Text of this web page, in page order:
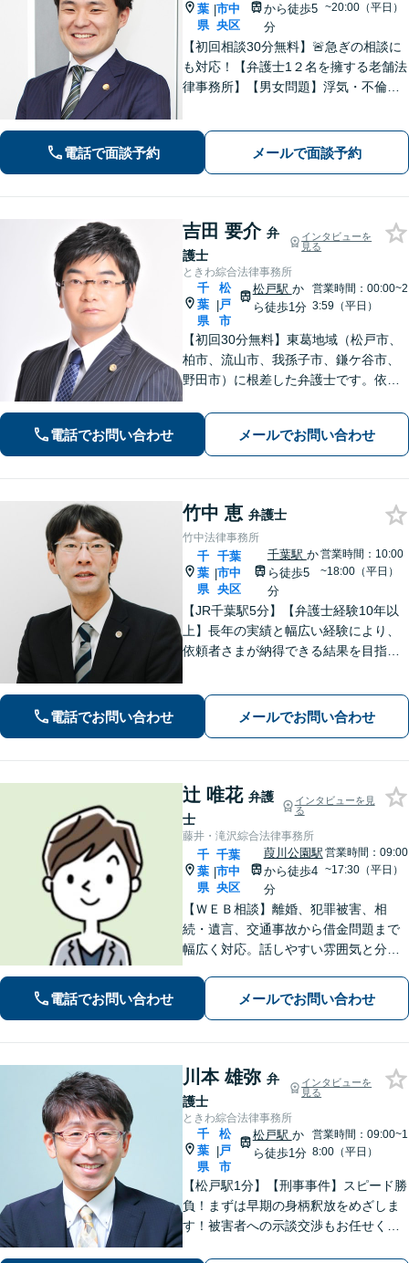
葉
県
|市中
央区
から徒歩5
分
~20:00（平日）
【初回相談30分無料】🚨急ぎの相談に
も対応！【弁護士1２名を擁する老舗法
律事務所】【男女問題】浮気・不倫の
【債権回収】売掛金の回収はお任せ
【葭川公園駅5分／千葉中央駅10分】
電話で面談予約 メールで面談予約
吉田 要介 弁
護士
インタビューを
見る
ときわ綜合法律事務所
千
葉
県
|
松
戸
市
松戸駅 か
ら徒歩1分
営業時間：00:00~2
3:59（平日）
【初回30分無料】東葛地域（松戸市、
柏市、流山市、我孫子市、鎌ケ谷市、
野田市）に根差した弁護士です。依頼
の解決に当たります。離婚・交通事
故・債務整理をはじめとする諸問題に
お困りの際はまずはご相談下さい。
電話でお問い合わせ メールでお問い合わせ
竹中 恵 弁護士
竹中法律事務所
千
葉
県
|
千葉
市中
央区
千葉駅 か
ら徒歩5
分
営業時間：10:00
~18:00（平日）
【JR千葉駅5分】【弁護士経験10年以
上】長年の実績と幅広い経験により、
依頼者さまが納得できる結果を目指し
い】オーナーの方からの案件を解決し
た実績多数【初回相談無料】
電話でお問い合わせ メールでお問い合わせ
辻 唯花 弁護
士
インタビューを見
る
藤井・滝沢綜合法律事務所
千
葉
県
|
千葉
市中
央区
葭川公園駅
から徒歩4
分
営業時間：09:00
~17:30（平日）
【ＷＥＢ相談】離婚、犯罪被害、相
続・遺言、交通事故から借金問題まで
幅広く対応。話しやすい雰囲気と分か
者支援案件の豊富な経験で培った知見
でお話を十分にお聞きし、心に寄り添
電話でお問い合わせ メールでお問い合わせ
川本 雄弥 弁
護士
インタビューを
見る
ときわ綜合法律事務所
千
葉
県
|
松
戸
市
松戸駅 か
ら徒歩1分
営業時間：09:00~1
8:00（平日）
【松戸駅1分】【刑事事件】スピード勝
負！まずは早期の身柄釈放をめざしま
す！被害者への示談交渉もお任せくだ